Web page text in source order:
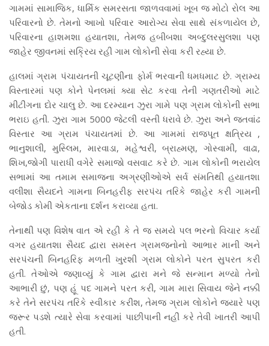
ગામમાં સામાજિક, ધાર્મિક સમરસતા જાળવવામાં ખૂબ જ મોટો રોલ આ
પરિવારનો છે. તેમનો આખો પરિવાર આરોગ્ય સેવા સાથે સંકળાયેલ છે,
પરિવારના હાશમશા હયાતશા, તેમજ હબીબશા અબ્દુલરસુલશા પણ
જાહેર જીવનમાં સક્રિય રહી ગામ લોકોની સેવા કરી રહ્યા છે.
હાલમાં ગ્રામ પંચાયતની ચૂટણીના ફોર્મ ભરવાની ધમધમાટ છે. ગ્રામ્ય
વિસ્તારમાં પણ કોને પેનલમાં ક્યા સેટ કરવા તેની ગણતરીઓ માટે
મીટીંગના દોર ચાલુ છે. આ દરમ્યાન ઝુરા ગામે પણ ગ્રામ લોકોની સભા
ભરાઇ હતી. ઝુરા ગામ 5000 જેટલી વસ્તી ધરાવે છે. ઝુરા અને જતવાંઢ
વિસ્તાર આ ગ્રામ પંચાયતમાં છે. આ ગામમાં રાજપૂત ક્ષત્રિય ,
ભાનુશાલી, મુસ્લિમ, મારવાડા, મહેશ્વરી, બ્રાહ્મણ, ગોસ્વામી, વાઢા,
શિખ,જોગી પારાધી વગેરે સમાજો વસવાટ કરે છે. ગામ લોકોની ભરાયેલ
સભામાં આ તમામ સમાજના અગ્રણીઓએ સર્વ સંમતિથી હયાતશા
વલીશા સૈયદને ગામના બિનહરીફ સરપંચ તરિકે જાહેર કરી ગામની
બેજોડ કોમી એકતાના દર્શન કરાવ્યા હતા.
તેનાથી પણ વિશેષ વાત એ રહી કે તે જ સમયે પલ ભરનો વિચાર કર્યા
વગર હયાતશા સૈયદ દ્વારા સમસ્ત ગ્રામજનોનો આભાર માની અને
સરપંચની બિનહરિફ મળતી ખુરશી ગ્રામ લોકોને પરત સુપરત કરી
હતી. તેઓએ જણાવ્યું કે ગામ દ્વારા મને જે સન્માન મળ્યો તેનો
આભારી છું, પણ હૂં પદ ગામને પરત કરી, ગામ મારા સિવાય જેને નક્કી
કરે તેને સરપંચ તરિકે સ્વીકાર કરીશ, તેમજ ગ્રામ લોકોને જયારે પણ
જરૂર પડશે ત્યારે સેવા કરવામાં પાછીપાની નહીં કરે તેવી ખાતરી આપી
હતી.